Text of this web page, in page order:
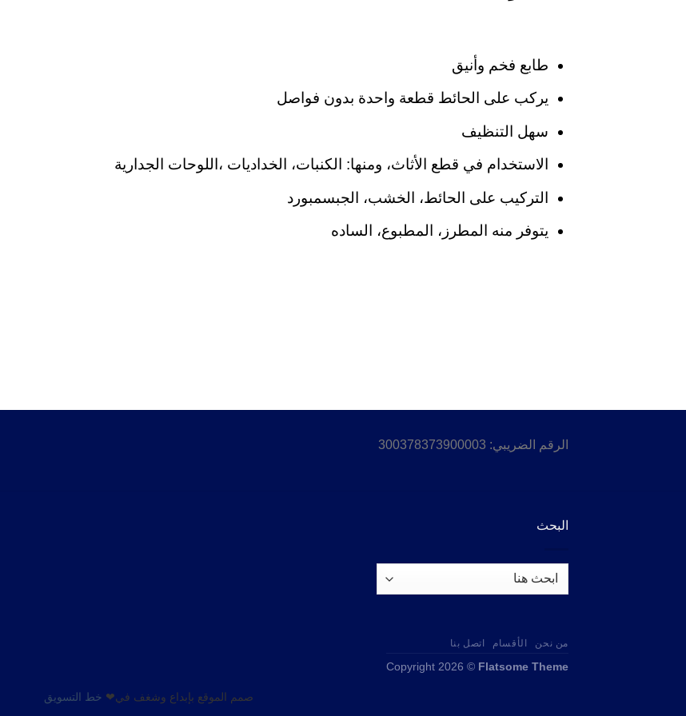
طابع فخم وأنيق
يركب على الحائط قطعة واحدة بدون فواصل
سهل التنظيف
الاستخدام في قطع الأثاث، ومنها: الكنبات، الخداديات ،اللوحات الجدارية
التركيب على الحائط، الخشب، الجبسمبورد
يتوفر منه المطرز، المطبوع، الساده
الرقم الضريبي: 300378373900003
البحث
من نحن الأقسام اتصل بنا
Copyright 2026 © Flatsome Theme
صمم الموقع بإبداع وشغف في❤ خط التسويق